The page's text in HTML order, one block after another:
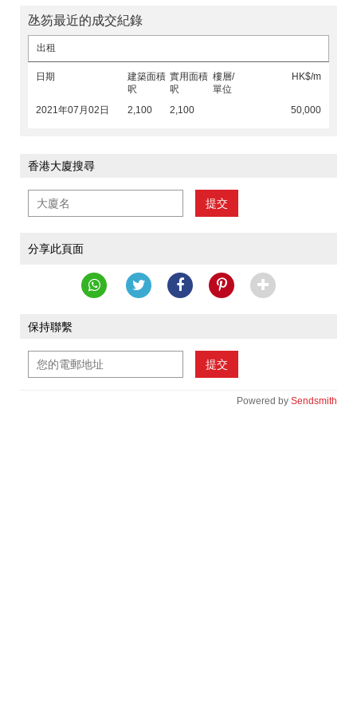
氹笏最近的成交紀錄
出租
日期
建築面積
呎
實用面積
呎
樓層/
單位
HK$/m
2021年07月02日 2,100 2,100 50,000
香港大廈搜尋
提交
分享此頁面
保持聯繫
提交
Powered by Sendsmith